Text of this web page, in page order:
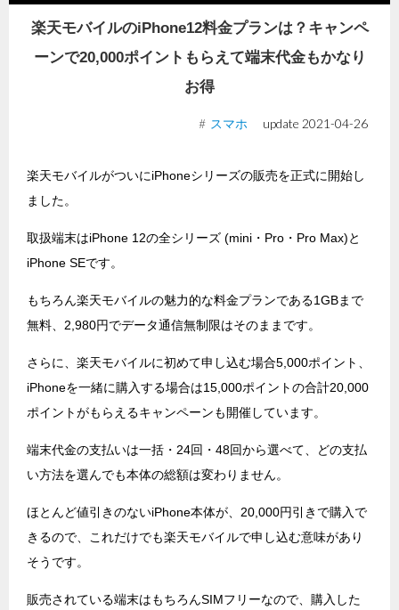
楽天モバイルのiPhone12料金プランは？キャンペ
ーンで20,000ポイントもらえて端末代金もかなり
お得
スマホ update 2021-04-26
楽天モバイルがついにiPhoneシリーズの販売を正式に開始し
ました。
取扱端末はiPhone 12の全シリーズ (mini・Pro・Pro Max)と
iPhone SEです。
もちろん楽天モバイルの魅力的な料金プランである1GBまで
無料、2,980円でデータ通信無制限はそのままです。
さらに、楽天モバイルに初めて申し込む場合5,000ポイント、
iPhoneを一緒に購入する場合は15,000ポイントの合計20,000
ポイントがもらえるキャンペーンも開催しています。
端末代金の支払いは一括・24回・48回から選べて、どの支払
い方法を選んでも本体の総額は変わりません。
ほとんど値引きのないiPhone本体が、20,000円引きで購入で
きるので、これだけでも楽天モバイルで申し込む意味があり
そうです。
販売されている端末はもちろんSIMフリーなので、購入した